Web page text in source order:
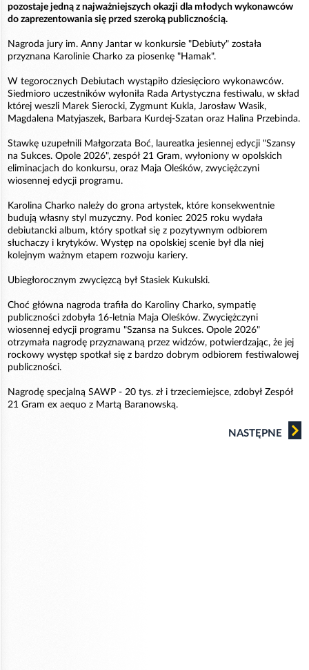
pozostaje jedną z najważniejszych okazji dla młodych wykonawców
do zaprezentowania się przed szeroką publicznością.
Nagroda jury im. Anny Jantar w konkursie "Debiuty" została
przyznana Karolinie Charko za piosenkę "Hamak".
W tegorocznych Debiutach wystąpiło dziesięcioro wykonawców.
Siedmioro uczestników wyłoniła Rada Artystyczna festiwalu, w skład
której weszli Marek Sierocki, Zygmunt Kukla, Jarosław Wasik,
Magdalena Matyjaszek, Barbara Kurdej-Szatan oraz Halina Przebinda.
Stawkę uzupełnili Małgorzata Boć, laureatka jesiennej edycji "Szansy
na Sukces. Opole 2026", zespół 21 Gram, wyłoniony w opolskich
eliminacjach do konkursu, oraz Maja Oleśków, zwyciężczyni
wiosennej edycji programu.
Karolina Charko należy do grona artystek, które konsekwentnie
budują własny styl muzyczny. Pod koniec 2025 roku wydała
debiutancki album, który spotkał się z pozytywnym odbiorem
słuchaczy i krytyków. Występ na opolskiej scenie był dla niej
kolejnym ważnym etapem rozwoju kariery.
Ubiegłorocznym zwycięzcą był Stasiek Kukulski.
Choć główna nagroda trafiła do Karoliny Charko, sympatię
publiczności zdobyła 16-letnia Maja Oleśków. Zwyciężczyni
wiosennej edycji programu "Szansa na Sukces. Opole 2026"
otrzymała nagrodę przyznawaną przez widzów, potwierdzając, że jej
rockowy występ spotkał się z bardzo dobrym odbiorem festiwalowej
publiczności.
Nagrodę specjalną SAWP - 20 tys. zł i trzeciemiejsce, zdobył Zespół
21 Gram ex aequo z Martą Baranowską.
NASTĘPNE